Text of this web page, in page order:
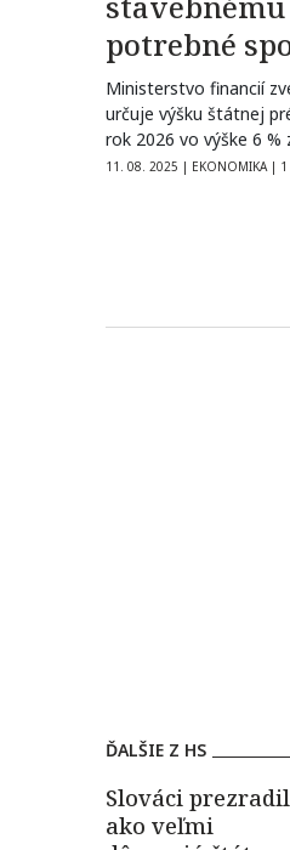
potrebné
Ministerstvo financií
určuje výšku štátnej
rok 2026 vo výške 6 %
11. 08. 2025 | EKONOMIKA |
ĎALŠIE Z HS
Slováci
ako veľmi